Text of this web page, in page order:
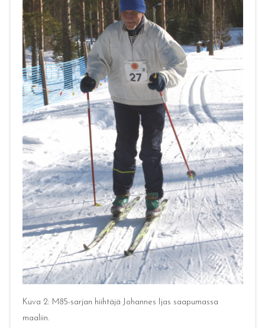
Kuva 2: M85-sarjan hiihtäjä Johannes Ijas saapumassa
maaliin.